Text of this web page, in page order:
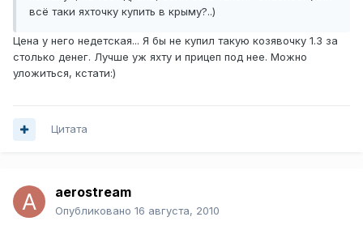
всё таки яхточку купить в крыму?..)
Цена у него недетская... Я бы не купил такую козявочку 1.3 за
столько денег. Лучше уж яхту и прицеп под нее. Можно
уложиться, кстати:)
Цитата
aerostream
Опубликовано 16 августа, 2010